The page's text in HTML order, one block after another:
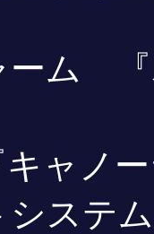
ーム 『
ャノー
システ